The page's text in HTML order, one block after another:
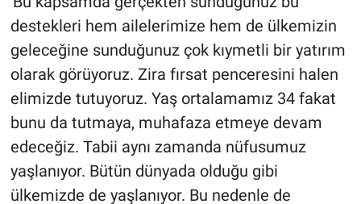
destekleri hem ailelerimize hem de ülkemizin
geleceğine sunduğunuz çok kıymetli bir yatırım
olarak görüyoruz. Zira fırsat penceresini halen
elimizde tutuyoruz. Yaş ortalamamız 34 fakat
bunu da tutmaya, muhafaza etmeye devam
edeceğiz. Tabii aynı zamanda nüfusumuz
yaşlanıyor. Bütün dünyada olduğu gibi
ülkemizde de yaşlanıyor. Bu nedenle de